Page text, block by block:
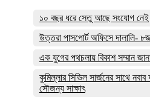
১০ বছর ধরে সেতু আছে সংযোগ নেই
উত্তরা পাসপোর্ট অফিসে দালালি-
এক যুগের পথচলায় বিকাশ সম্মান
কুমিল্লার সিভিল সার্জনের সাথে
সৌজন্য সাক্ষাৎ